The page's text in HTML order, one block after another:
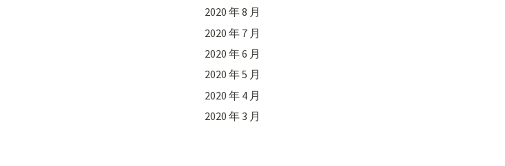
2020 年 8 月
2020 年 7 月
2020 年 6 月
2020 年 5 月
2020 年 4 月
2020 年 3 月